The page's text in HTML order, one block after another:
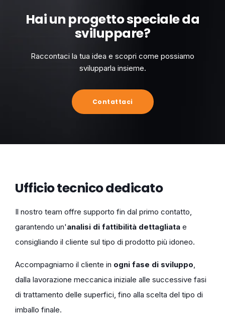
Hai un progetto speciale da
sviluppare?
Raccontaci la tua idea e scopri come possiamo
svilupparla insieme.
Contattaci
Ufficio tecnico dedicato
Il nostro team offre supporto fin dal primo contatto,
garantendo un'analisi di fattibilità dettagliata e
consigliando il cliente sul tipo di prodotto più idoneo.
Accompagniamo il cliente in ogni fase di sviluppo
dalla lavorazione meccanica iniziale alle successive fasi
di trattamento delle superfici, fino alla scelta del tipo di
imballo finale.